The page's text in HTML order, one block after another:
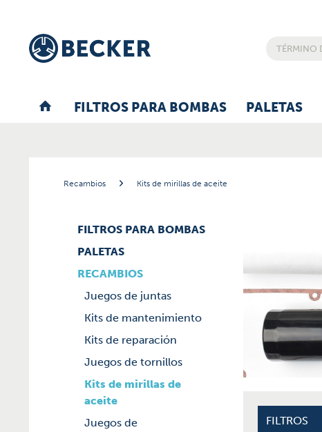
FILTROS PARA BOMBAS PALETAS
Recambios Kits de mirillas de aceite
FILTROS PARA BOMBAS
PALETAS
RECAMBIOS
Juegos de juntas
Kits de mantenimiento
Kits de reparación
Juegos de tornillos
Kits de mirillas de
aceite
Juegos de
FILTROS